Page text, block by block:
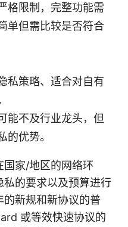
格限制，完整功能需
单但需比较是否符合
私策略、适合对自有
能不及行业龙头，但
的优势。
国家/地区的网络环
的要求以及预算进行
新规和新协议的普
或等效快速协议的